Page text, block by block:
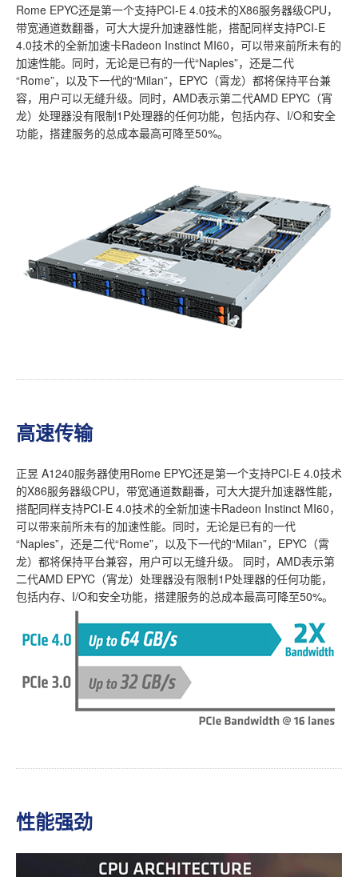
Rome EPYC还是第一个支持PCI-E 4.0技术的X86服务器级CPU，
带宽通道数翻番，可大大提升加速器性能，搭配同样支持PCI-E
4.0技术的全新加速卡Radeon Instinct MI60，可以带来前所未有的
加速性能。同时，无论是已有的一代“Naples”，还是二代
“Rome”，以及下一代的“Milan”，EPYC（霄龙）都将保持平台兼
容，用户可以无缝升级。同时，AMD表示第二代AMD EPYC（宵
龙）处理器没有限制1P处理器的任何功能，包括内存、I/O和安全
功能，搭建服务的总成本最高可降至50%。
高速传输
正昱 A1240服务器使用Rome EPYC还是第一个支持PCI-E 4.0技术
的X86服务器级CPU，带宽通道数翻番，可大大提升加速器性能，
搭配同样支持PCI-E 4.0技术的全新加速卡Radeon Instinct MI60，
可以带来前所未有的加速性能。同时，无论是已有的一代
“Naples”，还是二代“Rome”，以及下一代的“Milan”，EPYC（霄
龙）都将保持平台兼容，用户可以无缝升级。 同时，AMD表示第
二代AMD EPYC（宵龙）处理器没有限制1P处理器的任何功能，
包括内存、I/O和安全功能，搭建服务的总成本最高可降至50%。
性能强劲